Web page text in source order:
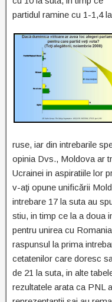
partidul ramine cu 1-1,4 la
ruse, iar din intrebarile
opinia Dvs., Moldova ar
Ucrainei in aspiratiile lor
v-aţi opune unificării
intrebare 17 la suta au
stiu, in timp ce la a doua
pentru unirea cu
raspunsul la prima
cetatenilor care doresc
de 21 la suta, in alte
rezultatele arata ca PNL